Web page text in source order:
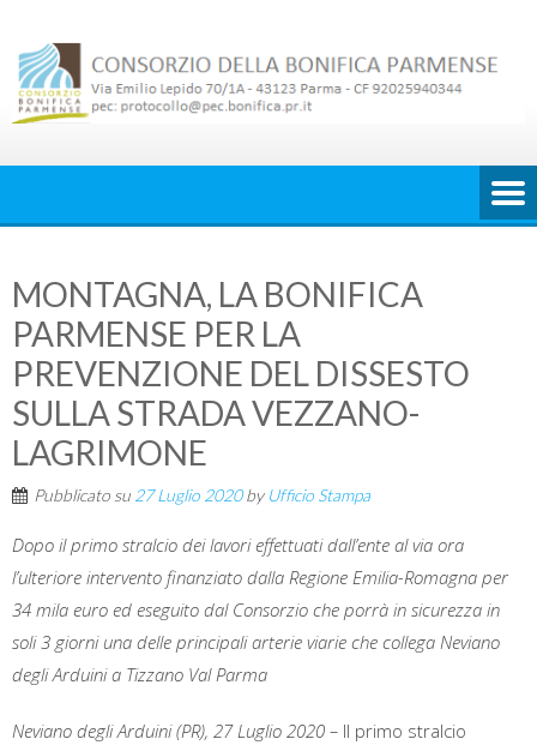
content
MONTAGNA, LA BONIFICA
PARMENSE PER LA
PREVENZIONE DEL DISSESTO
SULLA STRADA VEZZANO-
LAGRIMONE
Pubblicato su 27 Luglio 2020by Ufficio Stampa
Dopo il primo stralcio dei lavori effettuati dall’ente al via ora
l’ulteriore intervento finanziato dalla Regione Emilia-Romagna per
34 mila euro ed eseguito dal Consorzio che porrà in sicurezza in
soli 3 giorni una delle principali arterie viarie che collega Neviano
degli Arduini a Tizzano Val Parma
Neviano degli Arduini (PR), 27 Luglio 2020 – Il primo stralcio